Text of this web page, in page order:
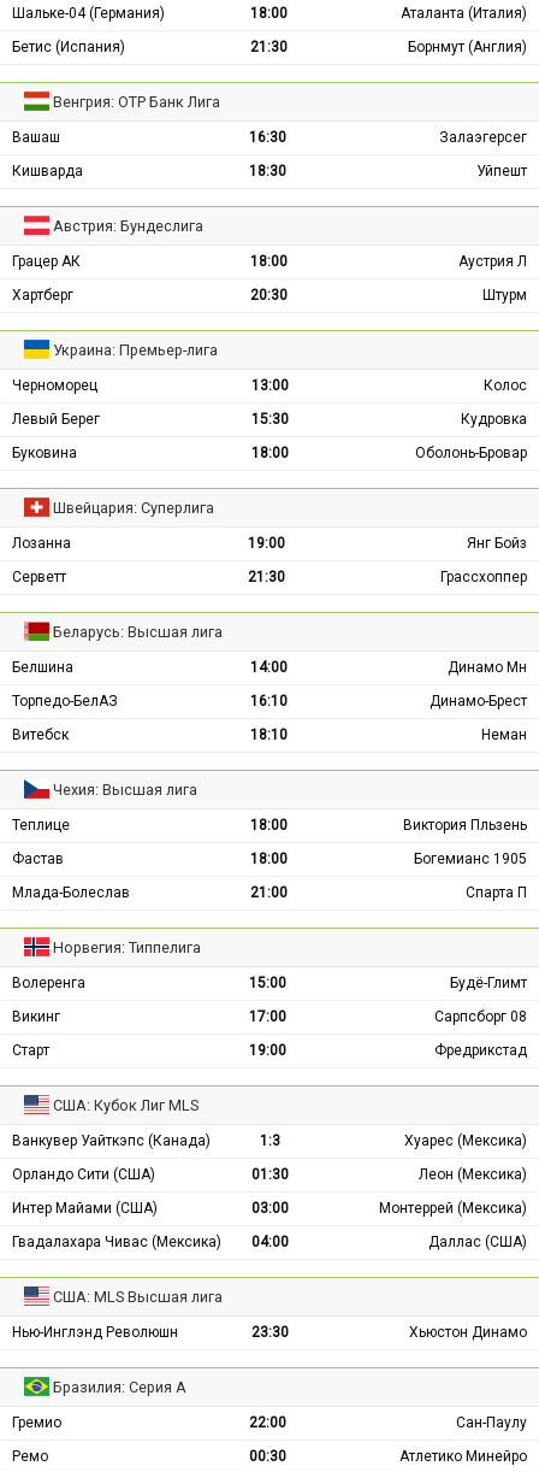
Шальке-04 (Германия) 18:00
Аталанта (Италия)
Бетис (Испания)
21:30 Борнмут (Англия)
Венгрия: ОТР Банк Лига
Вашаш 16:30
Залаэгерсег
Кишварда
18:30 Уйпешт
Австрия: Бундеслига
Грацер АК 18:00
Аустрия Л
Хартберг
20:30 Штурм
Украина: Премьер-лига
Черноморец 13:00
Колос
Левый Берег
15:30
Кудровка
Буковина
18:00 Оболонь-Бровар
Швейцария: Суперлига
Лозанна 19:00
Янг Бойз
Серветт
21:30 Грассхоппер
Беларусь: Высшая лига
Белшина 14:00
Динамо Мн
Торпедо-БелАЗ
16:10
Динамо-Брест
Витебск
18:10 Неман
Чехия: Высшая лига
Теплице 18:00
Виктория Пльзень
Фастав
18:00
Богемианс 1905
Млада-Болеслав
21:00 Спарта П
Норвегия: Типпелига
Волеренга 15:00
Будё-Глимт
Викинг
17:00
Сарпсборг 08
Старт
19:00 Фредрикстад
США: Кубок Лиг MLS
Ванкувер Уайткэпс (Канада) 1:3
Хуарес (Мексика)
Орландо Сити (США)
01:30
Леон (Мексика)
Интер Майами (США)
03:00
Монтеррей (Мексика)
Гвадалахара Чивас (Мексика)
04:00 Даллас (США)
США: MLS Высшая лига
Нью-Инглэнд Революшн 23:30 Хьюстон Динамо
Бразилия: Серия А
Гремио 22:00
Сан-Паулу
Ремо
00:30
Атлетико Минейро